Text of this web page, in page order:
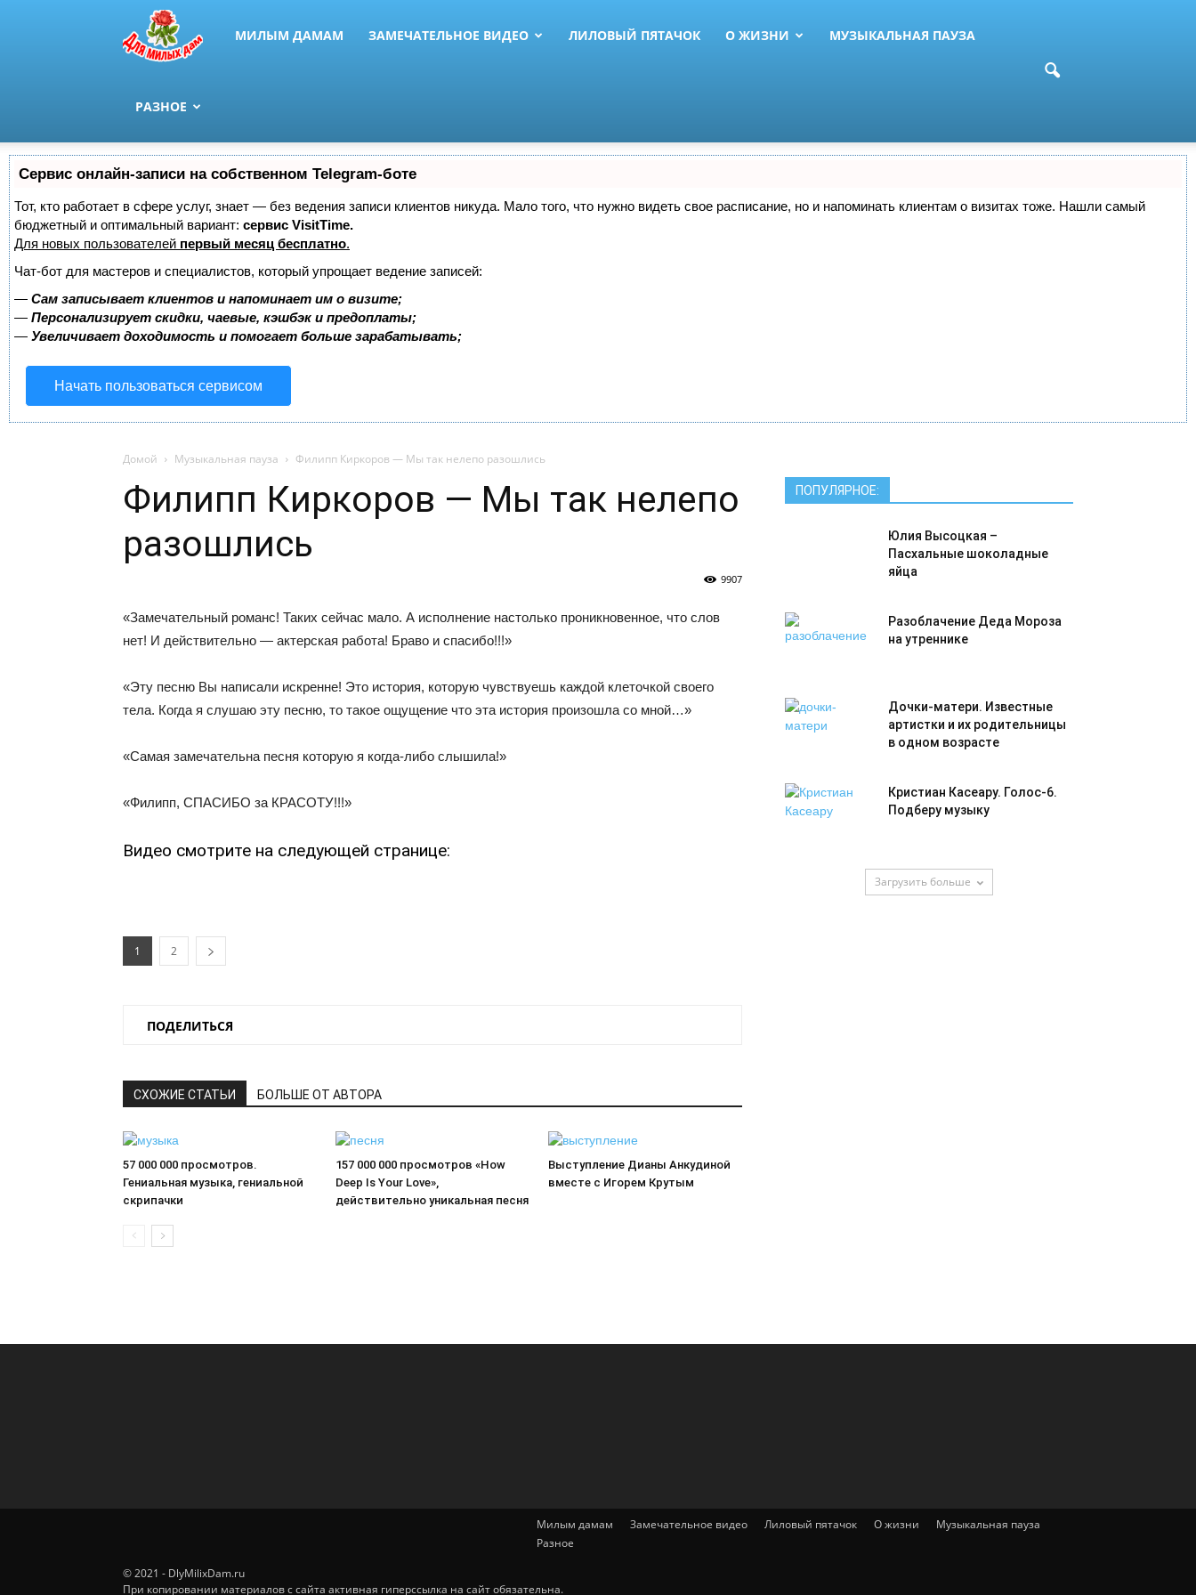
МИЛЫМ ДАМАМ ЗАМЕЧАТЕЛЬНОЕ ВИДЕО ЛИЛОВЫЙ ПЯТАЧОК О ЖИЗНИ МУЗЫКАЛЬНАЯ ПАУЗА
РАЗНОЕ
Сервис онлайн-записи на собственном Telegram-боте
Тот, кто работает в сфере услуг, знает — без ведения записи клиентов никуда. Мало того, что нужно видеть свое расписание, но и напоминать клиентам о визитах тоже. Нашли самый
бюджетный и оптимальный вариант: сервис VisitTime.
Для новых пользователей первый месяц бесплатно.
Чат-бот для мастеров и специалистов, который упрощает ведение записей:
— Сам записывает клиентов и напоминает им о визите;
— Персонализирует скидки, чаевые, кэшбэк и предоплаты;
— Увеличивает доходимость и помогает больше зарабатывать;
Начать пользоваться сервисом
Домой Музыкальная пауза Филипп Киркоров — Мы так нелепо разошлись
Филипп Киркоров — Мы так нелепо
разошлись
9907
«Замечательный романс! Таких сейчас мало. А исполнение настолько проникновенное, что слов
нет! И действительно — актерская работа! Браво и спасибо!!!»
«Эту песню Вы написали искренне! Это история, которую чувствуешь каждой клеточкой своего
тела. Когда я слушаю эту песню, то такое ощущение что эта история произошла со мной…»
«Самая замечательна песня которую я когда-либо слышила!»
«Филипп, СПАСИБО за КРАСОТУ!!!»
Видео смотрите на следующей странице:
1 2
ПОДЕЛИТЬСЯ
СХОЖИЕ СТАТЬИ БОЛЬШЕ ОТ АВТОРА
57 000 000 просмотров.
Гениальная музыка, гениальной
скрипачки
157 000 000 просмотров «How
Deep Is Your Love»,
действительно уникальная песня
Выступление Дианы Анкудиной
вместе с Игорем Крутым
ПОПУЛЯРНОЕ:
Юлия Высоцкая –
Пасхальные шоколадные
яйца
Разоблачение Деда Мороза
на утреннике
Дочки-матери. Известные
артистки и их родительницы
в одном возрасте
Кристиан Касеару. Голос-6.
Подберу музыку
Загрузить больше
Милым дамам Замечательное видео Лиловый пятачок О жизни
Музыкальная пауза
Разное
© 2021 - DlyMilixDam.ru
При копировании материалов с сайта активная гиперссылка на сайт обязательна.